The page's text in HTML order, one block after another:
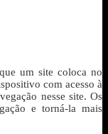
um site coloca no
com acesso à
nesse site. Os
e torná-la mais